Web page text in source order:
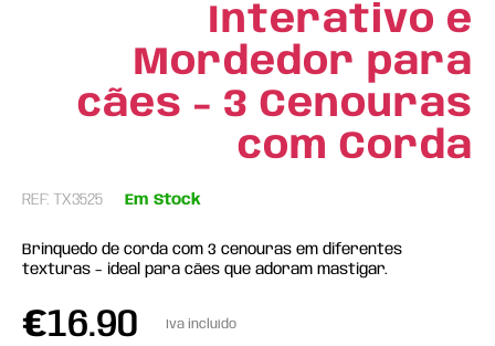
Interativo e
Mordedor para
cães - 3 Cenouras
com Corda
REF: TX3525 Em Stock
Brinquedo de corda com 3 cenouras em diferentes
texturas – ideal para cães que adoram mastigar.
€16.90 Iva incluído